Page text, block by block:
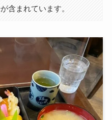
含まれています。